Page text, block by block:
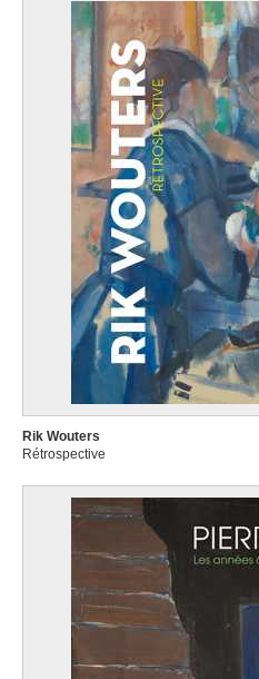
Rik Wouters
Rétrospective